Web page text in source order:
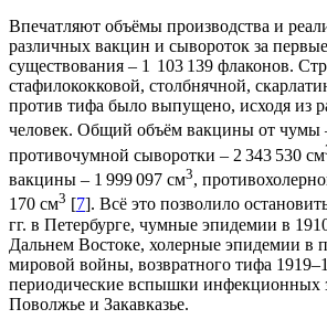
Впечатляют объёмы производства и
различных вакцин и сывороток за
существования – 1 103 139 флаконов.
стафилококковой, столбнячной,
против тифа было выпущено, исходя из
человек. Общий объём вакцины от чумы
противочумной сыворотки – 2 343 530 см
вакцины – 1 999 097 см3,
170 см3 [7]. Всё это позволило
гг. в Петербурге, чумные эпидемии в
Дальнем Востоке, холерные эпидемии в
мировой войны, возвратного тифа
периодические вспышки инфекционных
Поволжье и Закавказье.